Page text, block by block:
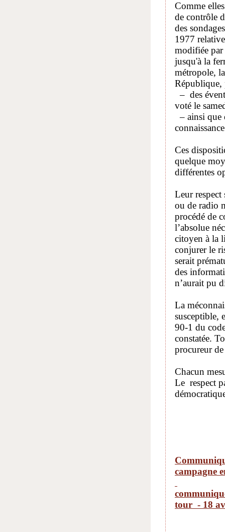
Comme
de contrôle
des
1977
modifiée
jusqu'à la
métropole,
République,
– des
voté le
– ainsi que
Ces
quelque
différentes
Leur respect
ou de radio
procédé de
l’absolue
citoyen à la
conjurer le
serait
des
n’aurait pu
La
susceptible,
90-1 du
constatée.
procureur
Chacun
Le respect
campagne
tour - 18